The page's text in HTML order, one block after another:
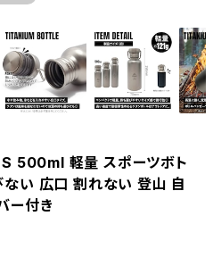
500ml 軽量 スポーツボト
い 広口 割れない 登山 自
ー付き